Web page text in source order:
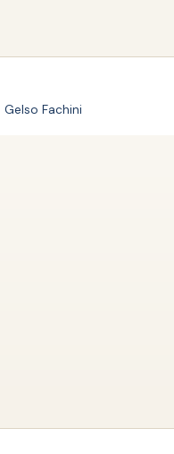
Gelso Fachini